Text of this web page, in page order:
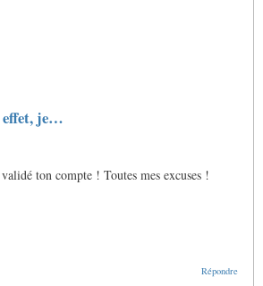
je…
ton compte ! Toutes mes excuses !
Répondre